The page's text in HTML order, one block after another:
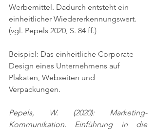
Werbemittel. Dadurch entsteht ein
einheitlicher Wiedererkennungswert.
(vgl. Pepels 2020, S. 84 ff.)
Beispiel: Das einheitliche Corporate
Design eines Unternehmens auf
Plakaten, Webseiten und
Verpackungen.
Pepels, W. (2020): Marketing-
Kommunikation. Einführung in die